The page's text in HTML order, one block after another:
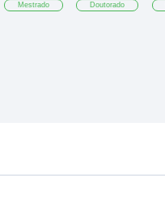
Mestrado Doutorado